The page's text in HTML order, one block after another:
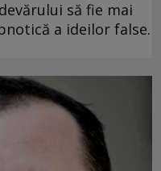
să fie mai
a ideilor false.